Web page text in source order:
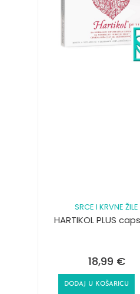
SRCE I KRVNE ŽILE
HARTIKOL PLUS
18,99 €
DODAJ U KOŠARICU